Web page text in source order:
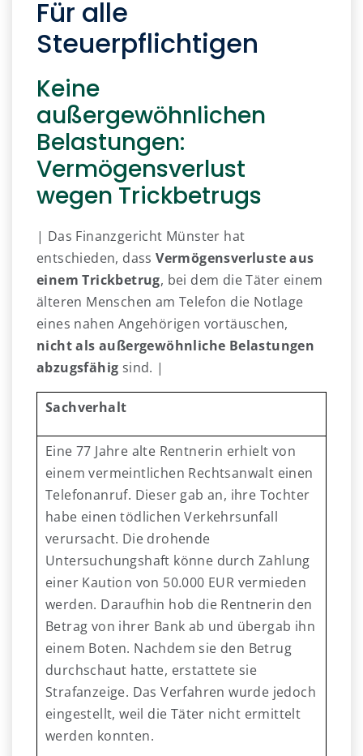
Für alle
Steuerpflichtigen
Keine
außergewöhnlichen
Belastungen:
Vermögensverlust
wegen Trickbetrugs
| Das Finanzgericht Münster hat
entschieden, dassVermögensverluste aus
einem Trickbetrug, bei dem die Täter einem
älteren Menschen am Telefon die Notlage
eines nahen Angehörigen vortäuschen,
nicht als außergewöhnliche Belastungen
abzugsfähig sind. |
Sachverhalt
Eine 77 Jahre alte Rentnerin erhielt von
einem vermeintlichen Rechtsanwalt einen
Telefonanruf. Dieser gab an, ihre Tochter
habe einen tödlichen Verkehrsunfall
verursacht. Die drohende
Untersuchungshaft könne durch Zahlung
einer Kaution von 50.000 EUR vermieden
werden. Daraufhin hob die Rentnerin den
Betrag von ihrer Bank ab und übergab ihn
einem Boten. Nachdem sie den Betrug
durchschaut hatte, erstattete sie
Strafanzeige. Das Verfahren wurde jedoch
eingestellt, weil die Täter nicht ermittelt
werden konnten.